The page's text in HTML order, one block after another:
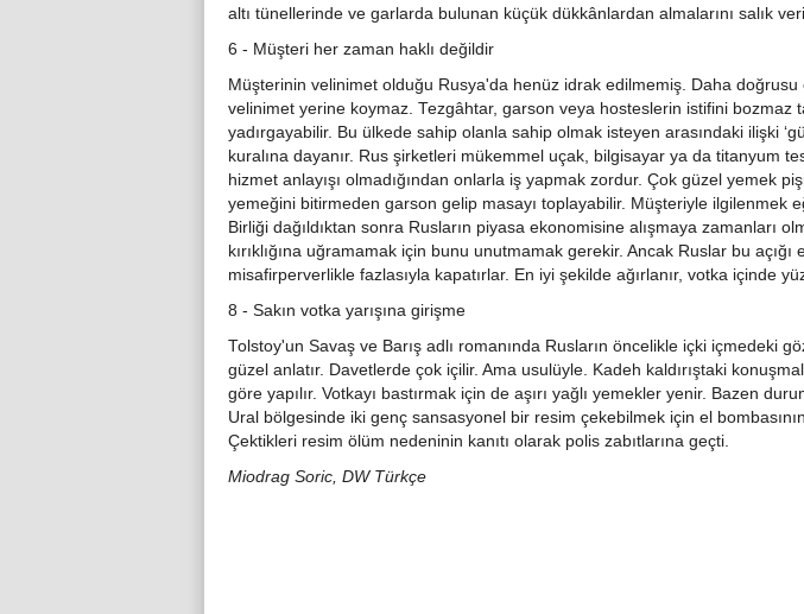
altı tünellerinde ve garlarda bulunan küçük dükkânlardan almalarını salık
6 - Müşteri her zaman haklı değildir
Müşterinin velinimet olduğu Rusya'da henüz idrak edilmemiş. Daha doğrusu
velinimet yerine koymaz. Tezgâhtar, garson veya hosteslerin istifini bozmaz
yadırgayabilir. Bu ülkede sahip olanla sahip olmak isteyen arasındaki ilişki
kuralına dayanır. Rus şirketleri mükemmel uçak, bilgisayar ya da titanyum
hizmet anlayışı olmadığından onlarla iş yapmak zordur. Çok güzel yemek
yemeğini bitirmeden garson gelip masayı toplayabilir. Müşteriyle ilgilenmek
Birliği dağıldıktan sonra Rusların piyasa ekonomisine alışmaya zamanları
kırıklığına uğramamak için bunu unutmamak gerekir. Ancak Ruslar bu
misafirperverlikle fazlasıyla kapatırlar. En iyi şekilde ağırlanır, votka içinde
8 - Sakın votka yarışına girişme
Tolstoy'un Savaş ve Barış adlı romanında Rusların öncelikle içki içmedeki
güzel anlatır. Davetlerde çok içilir. Ama usulüyle. Kadeh kaldırıştaki
göre yapılır. Votkayı bastırmak için de aşırı yağlı yemekler yenir. Bazen
Ural bölgesinde iki genç sansasyonel bir resim çekebilmek için el
Çektikleri resim ölüm nedeninin kanıtı olarak polis zabıtlarına geçti.
Miodrag Soric, DW Türkçe